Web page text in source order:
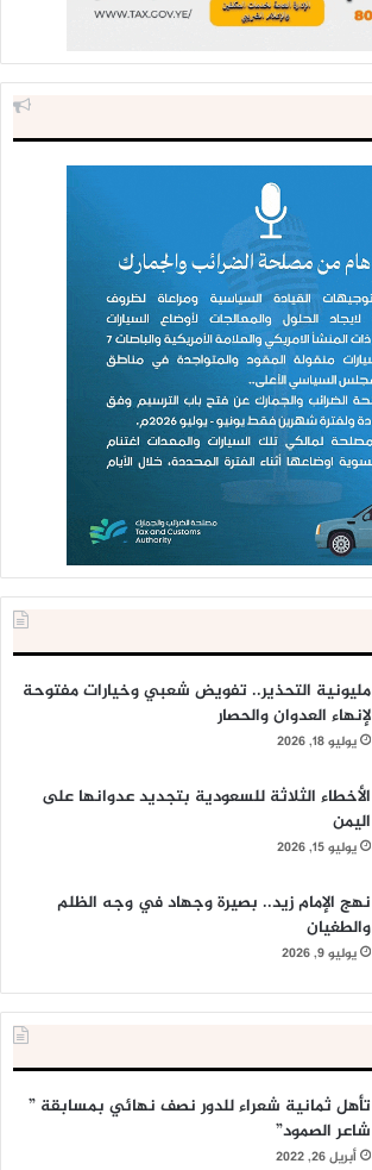
مليونية التحذير.. تفويض شعبي وخيارات مفتوحة
لإنهاء العدوان والحصار
يوليو 18, 2026
الأخطاء الثلاثة للسعودية بتجديد عدوانها على
اليمن
يوليو 15, 2026
نهج الإمام زيد.. بصيرة وجهاد في وجه الظلم
والطغيان
يوليو 9, 2026
تأهل ثمانية شعراء للدور نصف نهائي بمسابقة ”
شاعر الصمود”
أبريل 26, 2022